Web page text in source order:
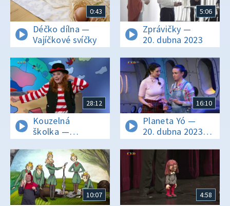
0:43
Déčko dílna —
Vajíčkové svíčky
5:06
Zprávičky —
20. dubna 2023
28:12
Kouzelná
školka —
20. dubna 2023
16:10
Planeta Yó —
20. dubna 2023
16:05
10:07 4:58